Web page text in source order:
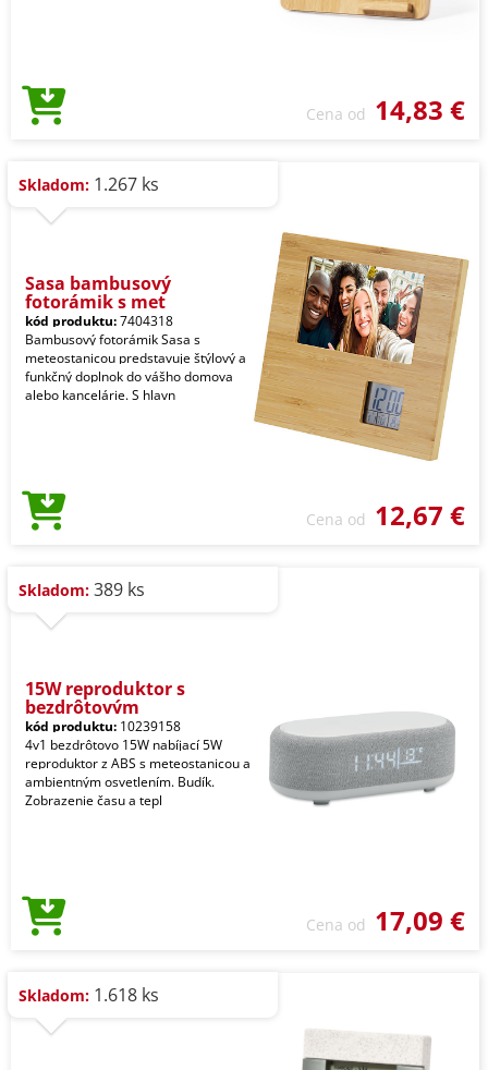
Cena od 14,83 €
Skladom: 1.267 ks
Sasa bambusový
fotorámik s met
kód produktu:7404318
Bambusový fotorámik Sasa s
meteostanicou predstavuje štýlový a
funkčný doplnok do vášho domova
alebo kancelárie. S hlavn
Cena od 12,67 €
Skladom: 389 ks
15W reproduktor s
bezdrôtovým
kód produktu: 10239158
4v1 bezdrôtovo 15W nabíjací 5W
reproduktor z ABS s meteostanicou a
ambientným osvetlením. Budík.
Zobrazenie času a tepl
Cena od 17,09 €
Skladom: 1.618 ks